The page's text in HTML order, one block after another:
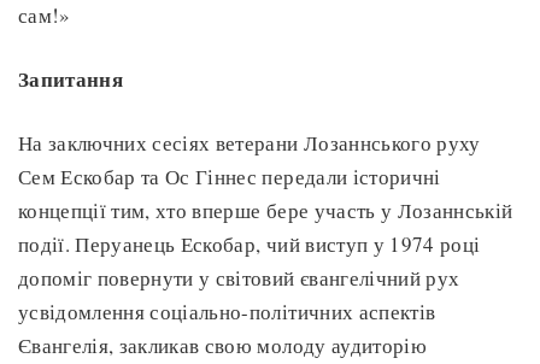
сам!»
Запитання
На заключних сесіях ветерани Лозаннського руху
Сем Ескобар та Ос Гіннес передали історичні
концепції тим, хто вперше бере участь у Лозаннській
події. Перуанець Ескобар, чий виступ у 1974 році
допоміг повернути у світовий євангелічний рух
усвідомлення соціально-політичних аспектів
Євангелія, закликав свою молоду аудиторію